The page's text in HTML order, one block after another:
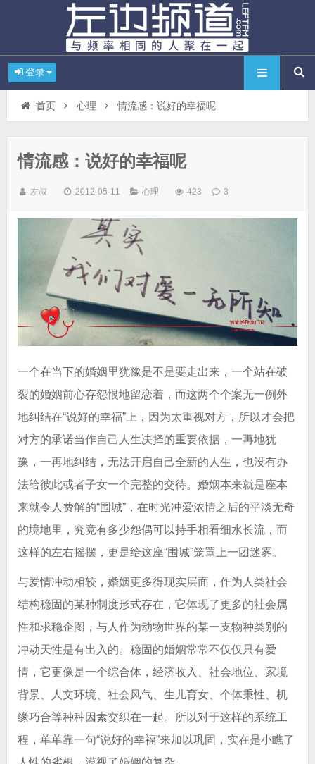
登录
首页 心理 情流感：说好的幸福呢
情流感：说好的幸福呢
左叔 2012-05-11 心理 423 3
一个在当下的婚姻里犹豫是不是要走出来，一个站在破
裂的婚姻前心存怨恨地留恋着，而这两个个案无一例外
地纠结在“说好的幸福”上，因为太重视对方，所以才会把
对方的承诺当作自己人生决择的重要依据，一再地犹
豫，一再地纠结，无法开启自己全新的人生，也没有办
法给彼此或者子女一个完整的交待。婚姻本来就是座本
来就令人费解的“围城”，在时光冲爱浓情之后的平淡无奇
的境地里，究竟有多少怨偶可以持手相看细水长流，而
这样的左右摇摆，更是给这座“围城”笼罩上一团迷雾。
与爱情冲动相较，婚姻更多得现实层面，作为人类社会
结构稳固的某种制度形式存在，它体现了更多的社会属
性和求稳企图，与人作为动物世界的某一支物种类别的
冲动天性是有出入的。稳固的婚姻常常不仅仅只有爱
情，它更像是一个综合体，经济收入、社会地位、家境
背景、人文环境、社会风气、生儿育女、个体秉性、机
缘巧合等种种因素交织在一起。所以对于这样的系统工
程，单单靠一句“说好的幸福”来加以巩固，实在是小瞧了